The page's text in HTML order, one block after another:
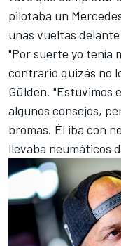
pilotaba un
unas vueltas
"Por suerte yo tenía
contrario quizás no
Gülden. "Estuvimos
algunos consejos,
bromas. Él iba con
llevaba neumáticos